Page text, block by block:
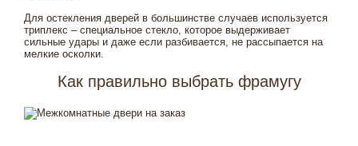
Для остекления дверей в большинстве случаев используется
триплекс – специальное стекло, которое выдерживает
сильные удары и даже если разбивается, не рассыпается на
мелкие осколки.
Как правильно выбрать фрамугу